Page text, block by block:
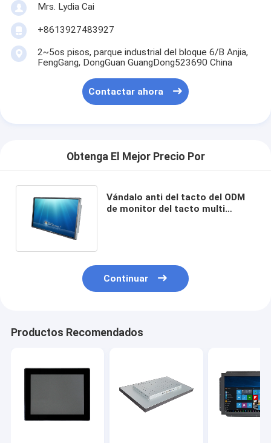
Mrs. Lydia Cai
+8613927483927
2~5os pisos, parque industrial del bloque 6/B Anjia,
FengGang, DongGuan GuangDong523690 China
Contactar ahora
Obtenga El Mejor Precio Por
Vándalo anti del tacto del ODM
de monitor del tacto multi
Continuar
Productos Recomendados